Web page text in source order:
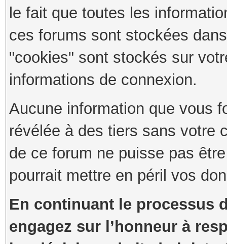
le fait que toutes les
ces forums sont stockées
"cookies" sont stockés sur
informations de connexion.
Aucune information que vous
révélée à des tiers sans votre
de ce forum ne puisse pas
pourrait mettre en péril vos
En continuant le processus
engagez sur l’honneur à